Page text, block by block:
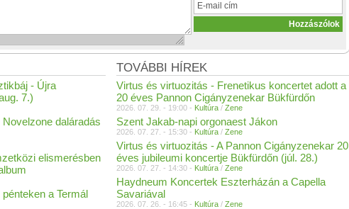
TOVÁBBI HÍREK
Virtus és virtuozitás - Frenetikus koncertet adott a
20 éves Pannon Cigányzenekar Bükfürdőn
2026. 07. 29. - 19:00 - Kultúra / Zene
Szent Jakab-napi orgonaest Jákon
2026. 07. 27. - 15:30 - Kultúra / Zene
Virtus és virtuozitás - A Pannon Cigányzenekar 20
éves jubileumi koncertje Bükfürdőn (júl. 28.)
2026. 07. 27. - 14:30 - Kultúra / Zene
Haydneum Koncertek Eszterházán a Capella
Savariával
2026. 07. 26. - 16:45 - Kultúra / Zene
- Újra
7.)
daláradás
elismerésben
a Termál